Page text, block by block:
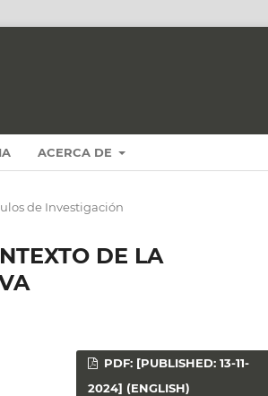
ACERCA DE
de Investigación
DE LA
PDF: [PUBLISHED: 13-11-
2024] (ENGLISH)